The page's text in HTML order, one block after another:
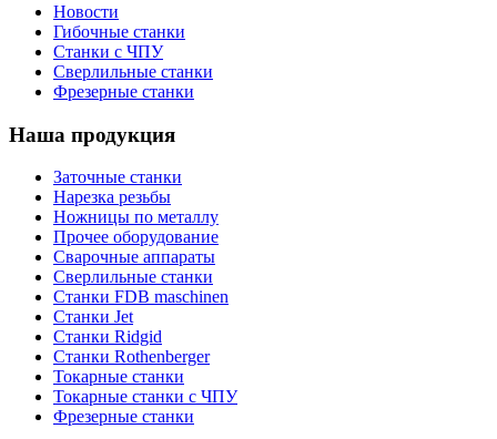
Новости
Гибочные станки
Станки с ЧПУ
Сверлильные станки
Фрезерные станки
Наша продукция
Заточные станки
Нарезка резьбы
Ножницы по металлу
Прочее оборудование
Сварочные аппараты
Сверлильные станки
Станки FDB maschinen
Станки Jet
Станки Ridgid
Станки Rothenberger
Токарные станки
Токарные станки с ЧПУ
Фрезерные станки